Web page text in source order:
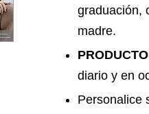
graduación,
madre.
diario y en
Personalice